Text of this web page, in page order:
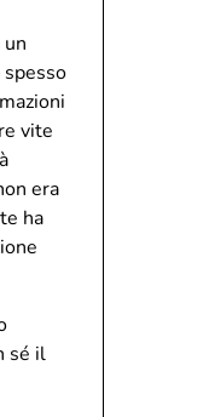
vite
era
ha
sé il